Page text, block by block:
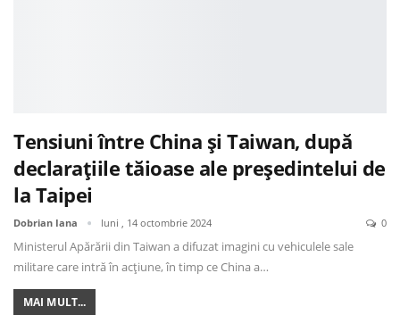
Tensiuni între China și Taiwan, după
declarațiile tăioase ale președintelui de
la Taipei
Dobrian Iana luni , 14 octombrie 2024 0
Ministerul Apărării din Taiwan a difuzat imagini cu vehiculele sale
militare care intră în acțiune, în timp ce China a…
MAI MULT...